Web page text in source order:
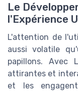
Le
l'Expérience
L'attention de
aussi volatile
papillons. Avec
attirantes et
et les